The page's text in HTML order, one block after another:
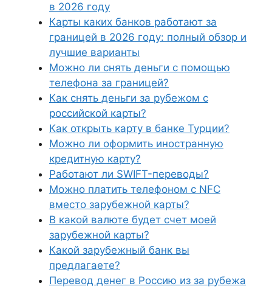
в 2026 году
Карты каких банков работают за
границей в 2026 году: полный обзор и
лучшие варианты
Можно ли снять деньги с помощью
телефона за границей?
Как снять деньги за рубежом с
российской карты?
Как открыть карту в банке Турции?
Можно ли оформить иностранную
кредитную карту?
Работают ли SWIFT-переводы?
Можно платить телефоном с NFC
вместо зарубежной карты?
В какой валюте будет счет моей
зарубежной карты?
Какой зарубежный банк вы
предлагаете?
Перевод денег в Россию из за рубежа